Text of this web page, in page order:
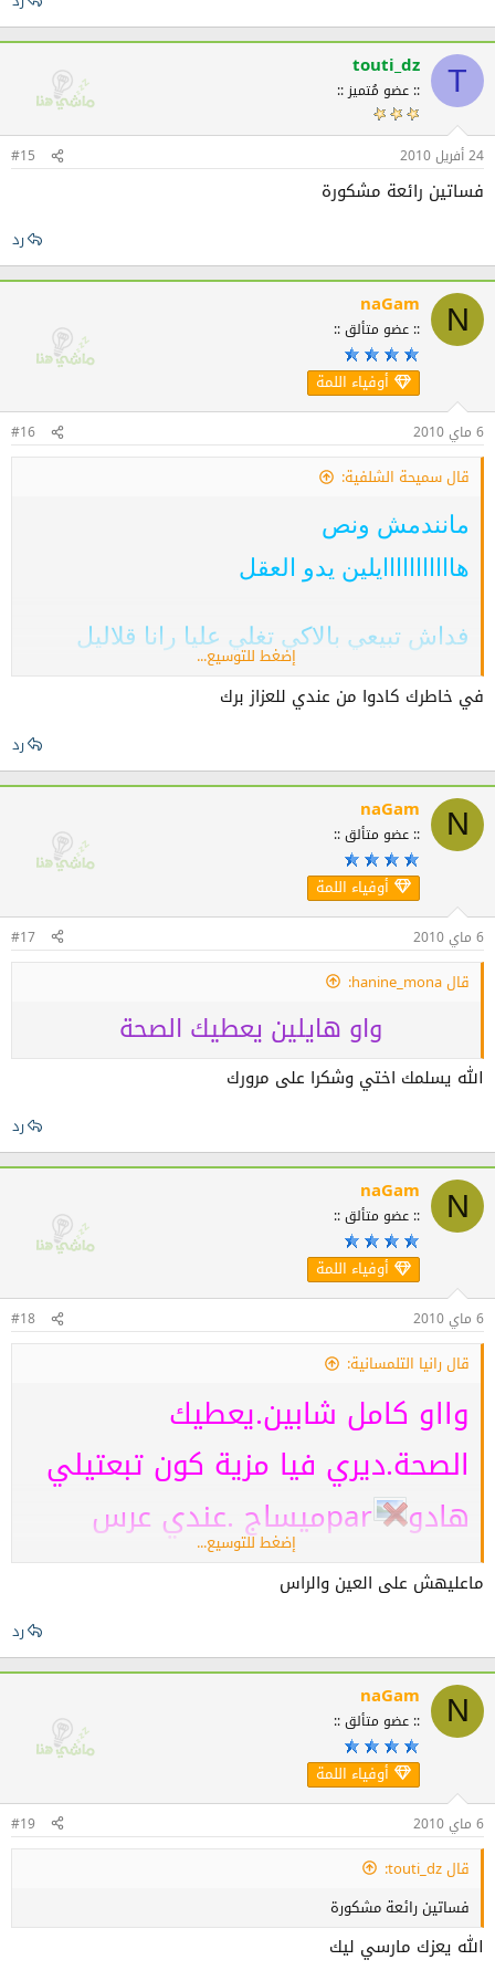
T
touti_dz
:: عضو مُتميز ::
24 أفريل 2010 #15
فساتين رائعة مشكورة
رد
N
naGam
:: عضو متألق ::
أوفياء اللمة
6 ماي 2010 #16
قال سميحة الشلفية:
مانندمش ونص
هااااااااااايلين يدو العقل
فداش تبيعي بالاكي تغلي عليا رانا قلاليل
مسكيينة سميحة
إضغط للتوسيع...
في خاطرك كادوا من عندي للعزاز برك
رد
N
naGam
:: عضو متألق ::
أوفياء اللمة
6 ماي 2010 #17
قال hanine_mona:
واو هايلين يعطيك الصحة
الله يسلمك اختي وشكرا على مرورك
رد
N
naGam
:: عضو متألق ::
أوفياء اللمة
6 ماي 2010 #18
قال رانيا التلمسانية:
وااو كامل شابين.يعطيك
الصحة.ديري فيا مزية كون تبعتيلي
هادو
parميساج .عندي عرس
صحبتي وراني حايرة واش
إضغط للتوسيع...
ماعليهش على العين والراس
رد
N
naGam
:: عضو متألق ::
أوفياء اللمة
6 ماي 2010 #19
قال touti_dz:
فساتين رائعة مشكورة
الله يعزك مارسي ليك